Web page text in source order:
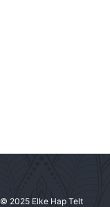
© 2025 Elke Hap Telt